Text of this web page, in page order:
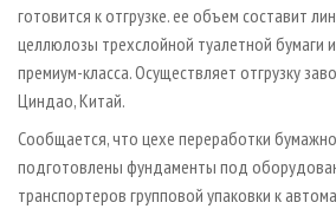
готовится к отгрузке. ее объем составит
целлюлозы трехслойной туалетной бумаги
премиум-класса. Осуществляет отгрузку
Циндао, Китай.
Сообщается, что цехе переработки
подготовлены фундаменты под
транспортеров групповой упаковки к